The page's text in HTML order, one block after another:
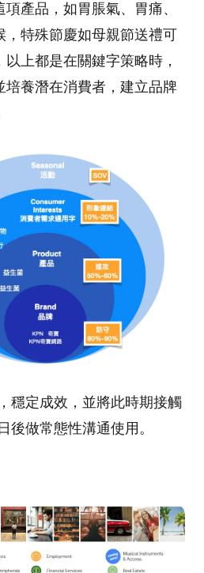
產品，如胃脹氣、胃痛、
，特殊節慶如母親節送禮可
上都是在關鍵字策略時，
培養潛在消費者，建立品牌
穩定成效，並將此時期接觸
後做常態性溝通使用。